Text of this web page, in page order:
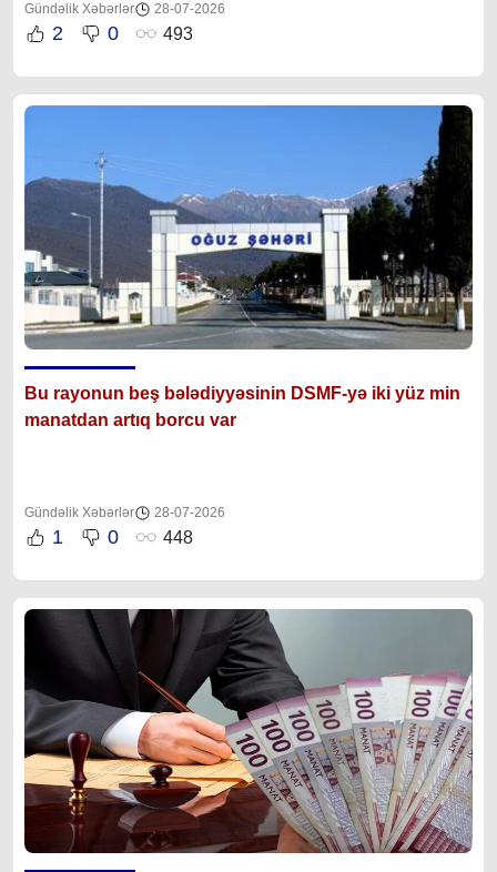
Gündəlik Xəbərlər 28-07-2026
2 0 493
Bu rayonun beş bələdiyyəsinin DSMF-yə iki yüz min
manatdan artıq borcu var
Gündəlik Xəbərlər 28-07-2026
1 0 448